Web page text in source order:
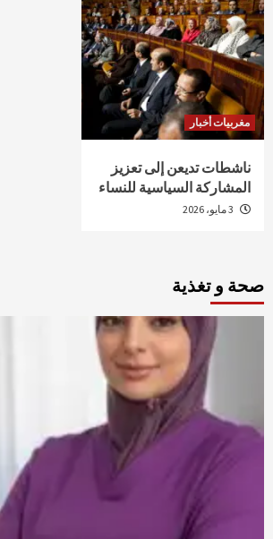
مغربيات أخبار
ناشطات تديعن إلى تعزيز
المشاركة السياسية للنساء
صحة و تغذية